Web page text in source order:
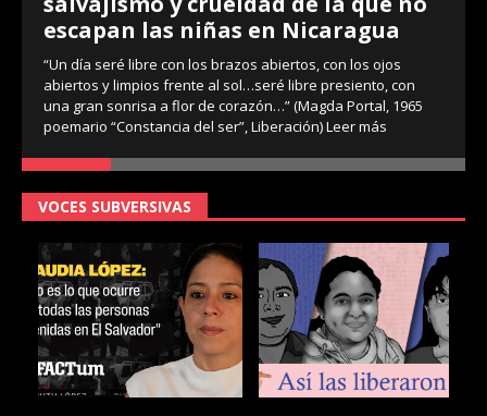
escapan las niñas en Nicaragua
“Un día seré libre con los brazos abiertos, con los ojos
abiertos y limpios frente al sol…seré libre presiento, con
una gran sonrisa a flor de corazón…” (Magda Portal, 1965
poemario “Constancia del ser”, Liberación)Leer más
VOCES SUBVERSIVAS